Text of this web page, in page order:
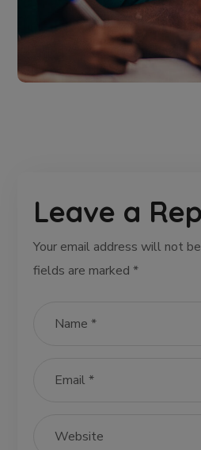
Life Better
#EDUCATION
Leave a
Your email address will not
fields are marked*